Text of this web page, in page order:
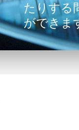
たりする
ができま